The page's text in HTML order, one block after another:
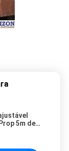
5m de